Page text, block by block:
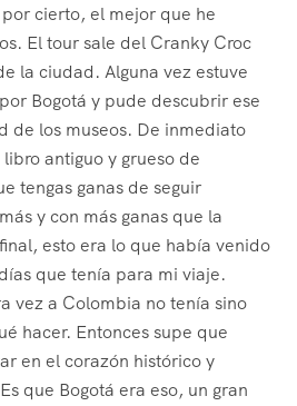
cierto, el mejor que he
El tour sale del Cranky Croc
la ciudad. Alguna vez estuve
Bogotá y pude descubrir ese
de los museos. De inmediato
antiguo y grueso de
tengas ganas de seguir
y con más ganas que la
esto era lo que había venido
que tenía para mi viaje.
vez a Colombia no tenía sino
hacer. Entonces supe que
en el corazón histórico y
que Bogotá era eso, un gran